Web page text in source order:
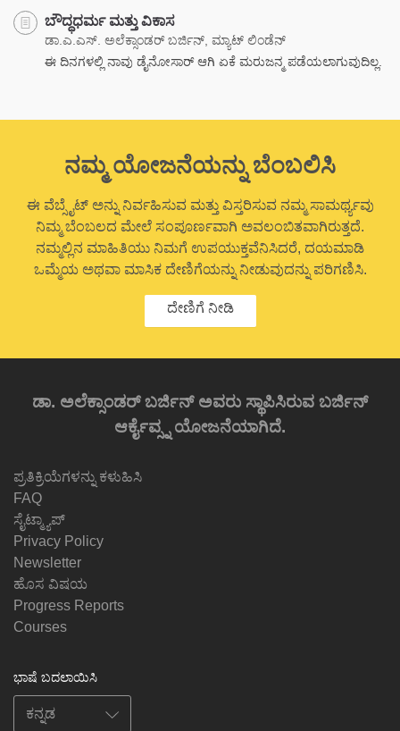
ಬೌದ್ಧಧರ್ಮ ಮತ್ತು ವಿಕಾಸ
ಡಾ.ಎ.ಎಸ್. ಅಲೆಕ್ಸಾಂಡರ್ ಬರ್ಜಿನ್, ಮ್ಯಾಟ್ ಲಿಂಡೆನ್
ಈ ದಿನಗಳಲ್ಲಿ ನಾವು ಡೈನೋಸಾರ್ ಆಗಿ ಏಕೆ ಮರುಜನ್ಮ ಪಡೆಯಲಾಗುವುದಿಲ್ಲ.
ನಮ್ಮ ಯೋಜನೆಯನ್ನು ಬೆಂಬಲಿಸಿ
ಈ ವೆಬ್ಸೈಟ್ ಅನ್ನು ನಿರ್ವಹಿಸುವ ಮತ್ತು ವಿಸ್ತರಿಸುವ ನಮ್ಮ ಸಾಮರ್ಥ್ಯವು
ನಿಮ್ಮ ಬೆಂಬಲದ ಮೇಲೆ ಸಂಪೂರ್ಣವಾಗಿ ಅವಲಂಬಿತವಾಗಿರುತ್ತದೆ.
ನಮ್ಮಲ್ಲಿನ ಮಾಹಿತಿಯು ನಿಮಗೆ ಉಪಯುಕ್ತವೆನಿಸಿದರೆ, ದಯಮಾಡಿ
ಒಮ್ಮೆಯ ಅಥವಾ ಮಾಸಿಕ ದೇಣಿಗೆಯನ್ನು ನೀಡುವುದನ್ನು ಪರಿಗಣಿಸಿ.
ದೇಣಿಗೆ ನೀಡಿ
ಡಾ. ಅಲೆಕ್ಸಾಂಡರ್ ಬರ್ಜಿನ್ ಅವರು ಸ್ಥಾಪಿಸಿರುವ ಬರ್ಜಿನ್
ಆರ್ಕೈವ್ಸ್ನ ಯೋಜನೆಯಾಗಿದೆ.
ಪ್ರತಿಕ್ರಿಯೆಗಳನ್ನು ಕಳುಹಿಸಿ
FAQ
ಸೈಟ್ಮ್ಯಾಪ್
Privacy Policy
Newsletter
ಹೊಸ ವಿಷಯ
Progress Reports
Courses
ಭಾಷೆ ಬದಲಾಯಿಸಿ